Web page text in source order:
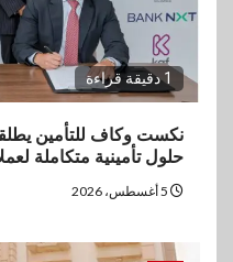
1 دقيقة قراءة
نكست وكاف للتأمين
حلول تأمينية متكاملة